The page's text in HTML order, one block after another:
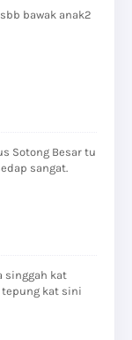
bawak anak2
Sotong Besar tu
sangat.
singgah kat
tepung kat sini